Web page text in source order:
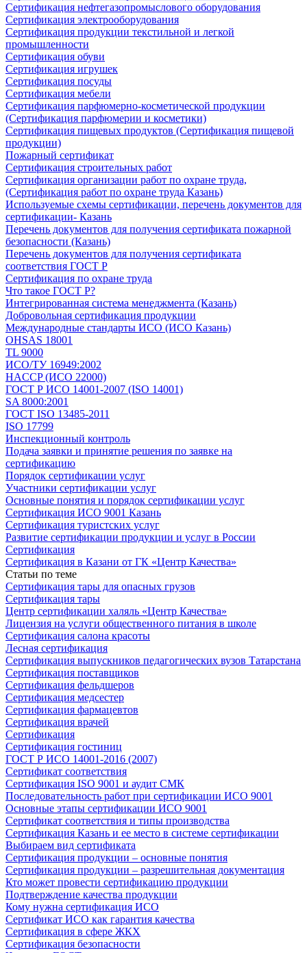
Сертификация нефтегазопромыслового оборудования
Сертификация электрооборудования
Сертификация продукции текстильной и легкой
промышленности
Сертификация обуви
Сертификация игрушек
Сертификация посуды
Сертификация мебели
Сертификация парфюмерно-косметической продукции
(Сертификация парфюмерии и косметики)
Сертификация пищевых продуктов (Сертификация пищевой
продукции)
Пожарный сертификат
Сертификация строительных работ
Сертификация организации работ по охране труда,
(Сертификация работ по охране труда Казань)
Используемые схемы сертификации, перечень документов для
сертификации- Казань
Перечень документов для получения сертификата пожарной
безопасности (Казань)
Перечень документов для получения сертификата
соответствия ГОСТ Р
Сертификация по охране труда
Что такое ГОСТ Р?
Интегрированная система менеджмента (Казань)
Добровольная сертификация продукции
Международные стандарты ИСО (ИСО Казань)
OHSAS 18001
TL 9000
ИСО/ТУ 16949:2002
HACCP (ИСО 22000)
ГОСТ Р ИСО 14001-2007 (ISO 14001)
SA 8000:2001
ГОСТ ISO 13485-2011
ISO 17799
Инспекционный контроль
Подача заявки и принятие решения по заявке на
сертификацию
Порядок сертификации услуг
Участники сертификации услуг
Основные понятия и порядок сертификации услуг
Сертификация ИСО 9001 Казань
Сертификация туристских услуг
Развитие сертификации продукции и услуг в России
Сертификация
Сертификация в Казани от ГК «Центр Качества»
Статьи по теме
Сертификация тары для опасных грузов
Сертификация тары
Центр сертификации халяль «Центр Качества»
Лицензия на услуги общественного питания в школе
Сертификация салона красоты
Лесная сертификация
Сертификация выпускников педагогических вузов Татарстана
Сертификация поставщиков
Сертификация фельдшеров
Сертификация медсестер
Сертификация фармацевтов
Сертификация врачей
Сертификация
Сертификация гостиниц
ГОСТ Р ИСО 14001-2016 (2007)
Сертификат соответствия
Сертификация ISO 9001 и аудит СМК
Последовательность работ при сертификации ИСО 9001
Основные этапы сертификации ИСО 9001
Сертификат соответствия и типы производства
Сертификация Казань и ее место в системе сертификации
Выбираем вид сертификата
Сертификация продукции – основные понятия
Сертификация продукции – разрешительная документация
Кто может провести сертификацию продукции
Подтверждение качества продукции
Кому нужна сертификация ИСО
Сертификат ИСО как гарантия качества
Сертификация в сфере ЖКХ
Сертификация безопасности